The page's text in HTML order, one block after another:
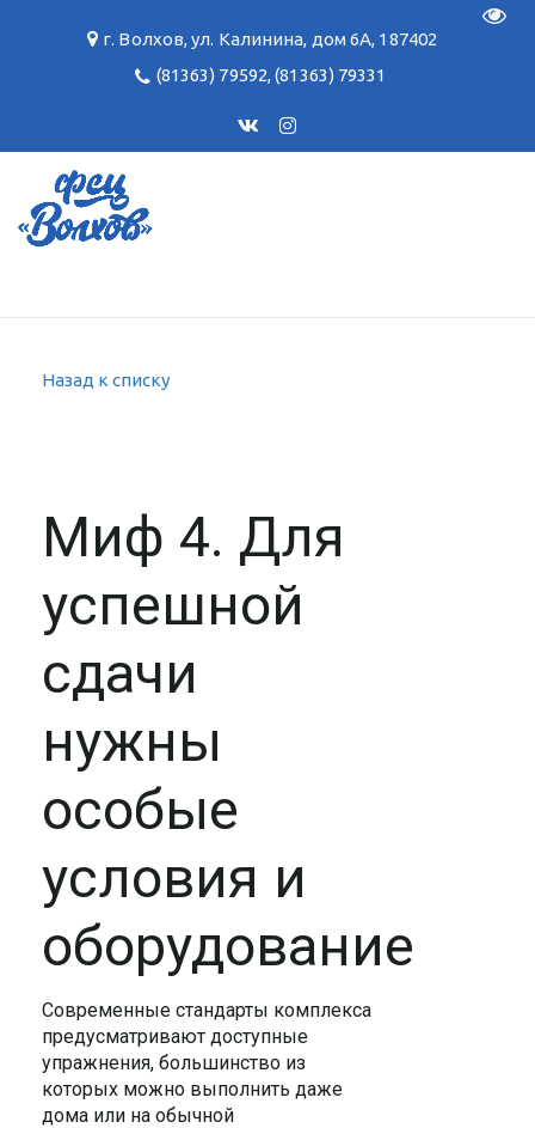
г. Волхов,ул. Калинина, дом 6А, 187402
(81363) 79592,(81363) 79331
Назад к списку
Миф 4. Для
успешной
сдачи
нужны
особые
условия и
оборудование
Современные стандарты комплекса
предусматривают доступные
упражнения, большинство из
которых можно выполнить даже
дома или на обычной